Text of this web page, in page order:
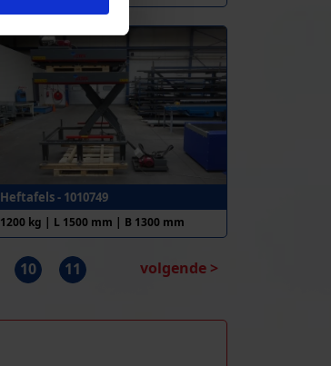
Heftafels - 1010749
1200 kg | L 1500 mm | B 1300 mm
10 11 volgende >